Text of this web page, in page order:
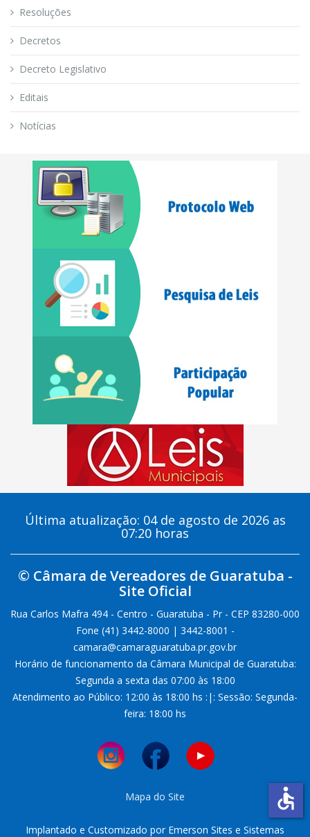
Resoluções
Decretos
Decreto Legislativo
Editais
Notícias
Última atualização: 04 de agosto de 2026 as
07:20 horas
© Câmara de Vereadores de Guaratuba -
Site Oficial
Rua Carlos Mafra 494 - Centro - Guaratuba - Pr - CEP 83280-000
Fone (41) 3442-8000 | 3442-8001 -
camara@camaraguaratuba.pr.gov.br
Horário de funcionamento da Câmara Municipal de Guaratuba:
Segunda a sexta das 07:00 às 18:00
Atendimento ao Público: 12:00 às 18:00 hs :|: Sessão: Segunda-
feira: 18:00 hs
Mapa do Site
Implantado e Customizado por Emerson Sites e Sistemas
accessible